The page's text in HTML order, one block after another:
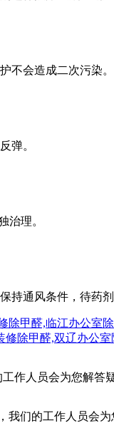
不会造成二次污染。
弹。
治理。
持通风条件，待药
除甲醛,临江办公室
除甲醛,双辽办公室
作人员会为您解答
我们的工作人员会为